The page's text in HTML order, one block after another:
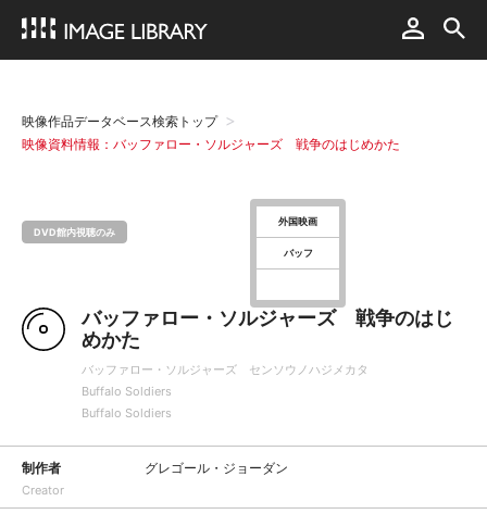
映像作品データベース検索トップ
映像資料情報：バッファロー・ソルジャーズ 戦争のはじめかた
DVD館内視聴のみ
外国映画
バッフ
バッファロー・ソルジャーズ 戦争のはじ
めかた
バッファロー・ソルジャーズ センソウノハジメカタ
Buffalo Soldiers
Buffalo Soldiers
制作者
Creator
グレゴール・ジョーダン